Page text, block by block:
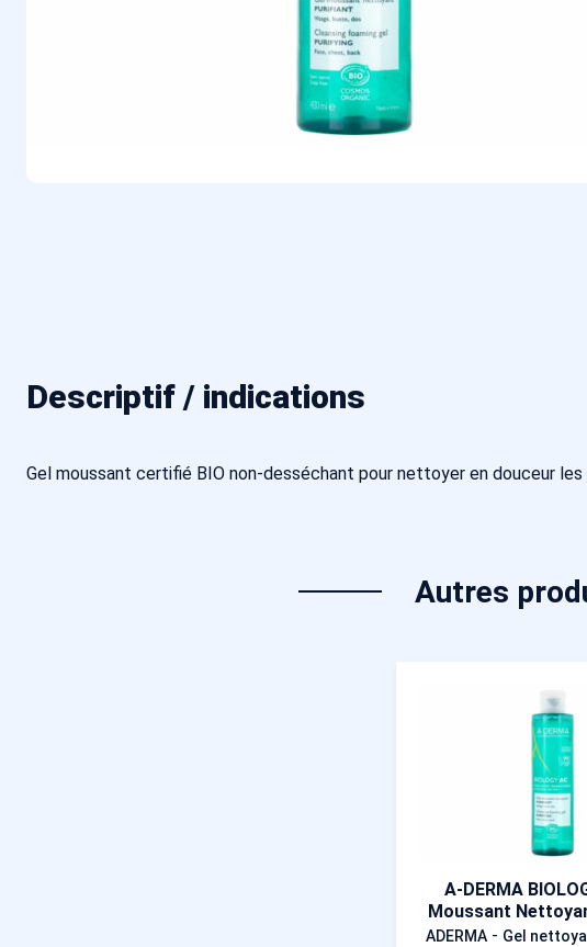
Descriptif / indications
Gel moussant certifié BIO non-desséchant pour nettoyer en douceur
Autres
A-DERMA
Moussant
200 ml
ADERMA - Gel